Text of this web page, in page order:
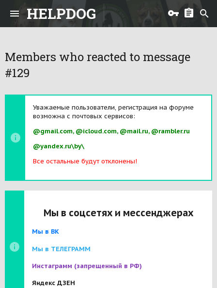
HELPDOG
Members who reacted to message
#129
Уважаемые пользователи, регистрация на форуме
возможна с почтовых сервисов:
@gmail.com, @icloud.com, @mail.ru, @rambler.ru
@yandex.ru\by\
Все остальные будут отклонены!
Мы в соцсетях и мессенджерах
Мы в ВК
Мы в ТЕЛЕГРАММ
Инстаграмм (запрещенный в РФ)
Яндекс ДЗЕН